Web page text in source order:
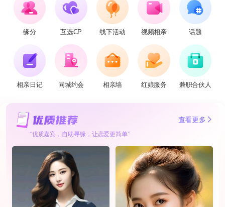
缘分 互选CP 线下活动 视频相亲 话题
相亲日记 同城约会 相亲墙 红娘服务 兼职合伙人
查看更多
“优质嘉宾，自助寻缘，让恋爱更简单”